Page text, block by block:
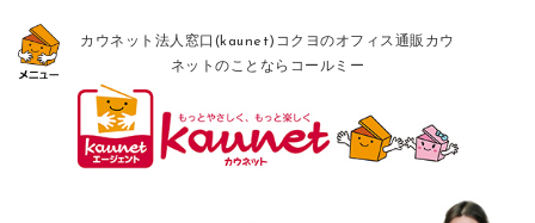
カウネット法人窓口(kaunet)コクヨのオフィス通販カウ
ネットのことならコールミー